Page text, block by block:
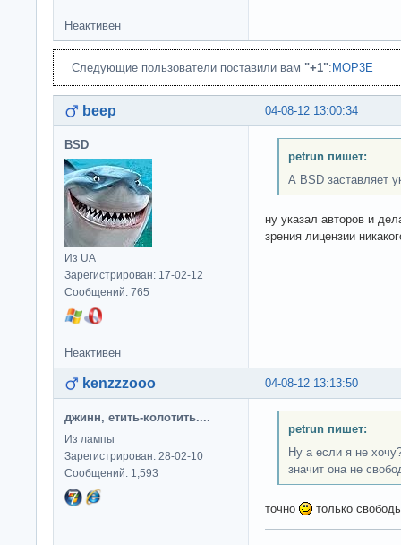
Неактивен
Следующие пользователи поставили вам "+1":MOP3E
04-08-12 13:00:34
beep
BSD
Из UA
Зарегистрирован: 17-02-12
Сообщений: 765
petrun пишет:
А BSD заставляет
ну указал авторов и
зрения лицензии
Неактивен
04-08-12 13:13:50
kenzzzooo
джинн, етить-колотить....
Из лампы
Зарегистрирован: 28-02-10
Сообщений: 1,593
petrun пишет:
Ну а если я не
значит она не
точно только